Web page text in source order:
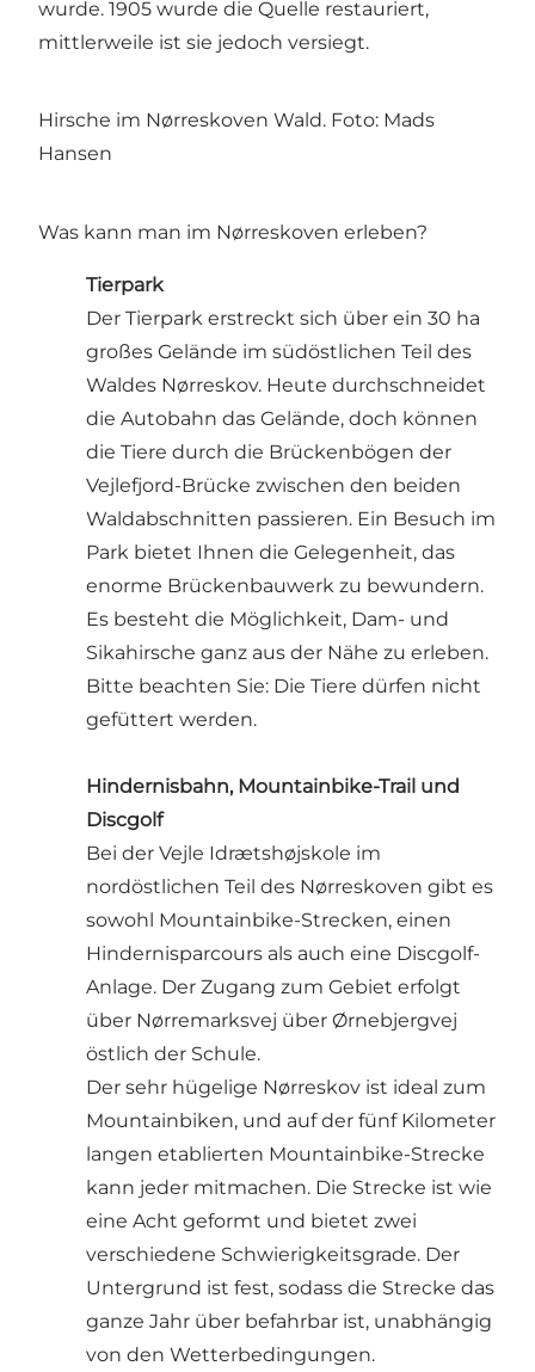
wurde. 1905 wurde die Quelle restauriert,
mittlerweile ist sie jedoch versiegt.
Hirsche im Nørreskoven Wald. Foto: Mads
Hansen
Was kann man im Nørreskoven erleben?
Tierpark
Der Tierpark erstreckt sich über ein 30 ha
großes Gelände im südöstlichen Teil des
Waldes Nørreskov. Heute durchschneidet
die Autobahn das Gelände, doch können
die Tiere durch die Brückenbögen der
Vejlefjord-Brücke zwischen den beiden
Waldabschnitten passieren. Ein Besuch im
Park bietet Ihnen die Gelegenheit, das
enorme Brückenbauwerk zu bewundern.
Es besteht die Möglichkeit, Dam- und
Sikahirsche ganz aus der Nähe zu erleben.
Bitte beachten Sie: Die Tiere dürfen nicht
gefüttert werden.
Hindernisbahn, Mountainbike-Trail und
Discgolf
Bei der Vejle Idrætshøjskole im
nordöstlichen Teil des Nørreskoven gibt es
sowohl Mountainbike-Strecken, einen
Hindernisparcours als auch eine Discgolf-
Anlage. Der Zugang zum Gebiet erfolgt
über Nørremarksvej über Ørnebjergvej
östlich der Schule.
Der sehr hügelige Nørreskov ist ideal zum
Mountainbiken, und auf der fünf Kilometer
langen etablierten Mountainbike-Strecke
kann jeder mitmachen. Die Strecke ist wie
eine Acht geformt und bietet zwei
verschiedene Schwierigkeitsgrade. Der
Untergrund ist fest, sodass die Strecke das
ganze Jahr über befahrbar ist, unabhängig
von den Wetterbedingungen.